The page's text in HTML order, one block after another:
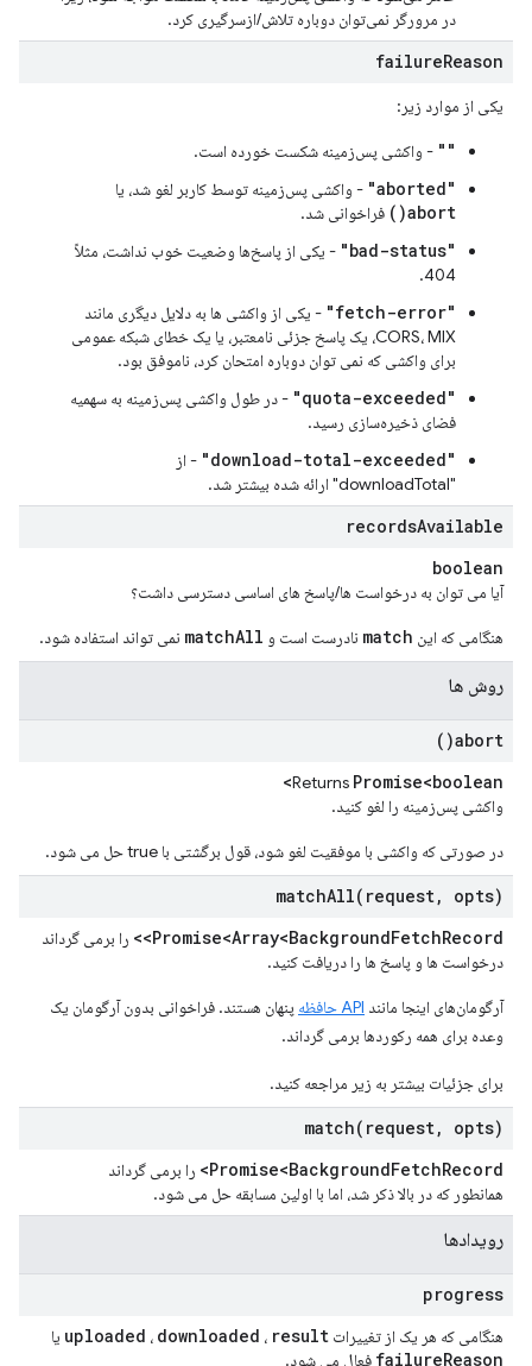
در مرورگر نمی‌توان دوباره تلاش/ازسرگیری کرد.
failureReason
یکی از موارد زیر:
"" - واکشی پس‌زمینه شکست خورده است.
"aborted" - واکشی پس‌زمینه توسط کاربر لغو شد، یا
abort() فراخوانی شد.
"bad-status"
- یکی از پاسخ‌ها وضعیت خوب نداشت، مثلاً
404.
"fetch-error"
- یکی از واکشی ها به دلایل دیگری مانند
CORS، MIX، یک پاسخ جزئی نامعتبر، یا یک خطای شبکه عمومی
برای واکشی که نمی توان دوباره امتحان کرد، ناموفق بود.
"quota-exceeded"
- در طول واکشی پس‌زمینه به سهمیه
فضای ذخیره‌سازی رسید.
"download-total-exceeded"
- از
"downloadTotal" ارائه شده بیشتر شد.
recordsAvailable
boolean
آیا می توان به درخواست ها/پاسخ های اساسی دسترسی داشت؟
هنگامی که این match نادرست است و matchAll نمی تواند استفاده شود.
روش ها
abort(
)
Returns Promise<boolean>
واکشی پس‌زمینه را لغو کنید.
در صورتی که واکشی با موفقیت لغو شود، قول برگشتی با true حل می شود.
matchAll( request,
opts)
Promise<Array<BackgroundFetchRecord>>
را برمی گرداند
درخواست ها و پاسخ ها را دریافت کنید.
آرگومان‌های اینجا مانند API حافظه
پنهان هستند. فراخوانی بدون آرگومان یک
وعده برای همه رکوردها برمی گرداند.
برای جزئیات بیشتر به زیر مراجعه کنید.
match( request,
opts)
Promise<BackgroundFetchRecord>
را برمی گرداند
همانطور که در بالا ذکر شد، اما با اولین مسابقه حل می شود.
رویدادها
progress
هنگامی که هر یک از تغییرات uploaded ، downloaded ، result یا
failureReason فعال می شود.